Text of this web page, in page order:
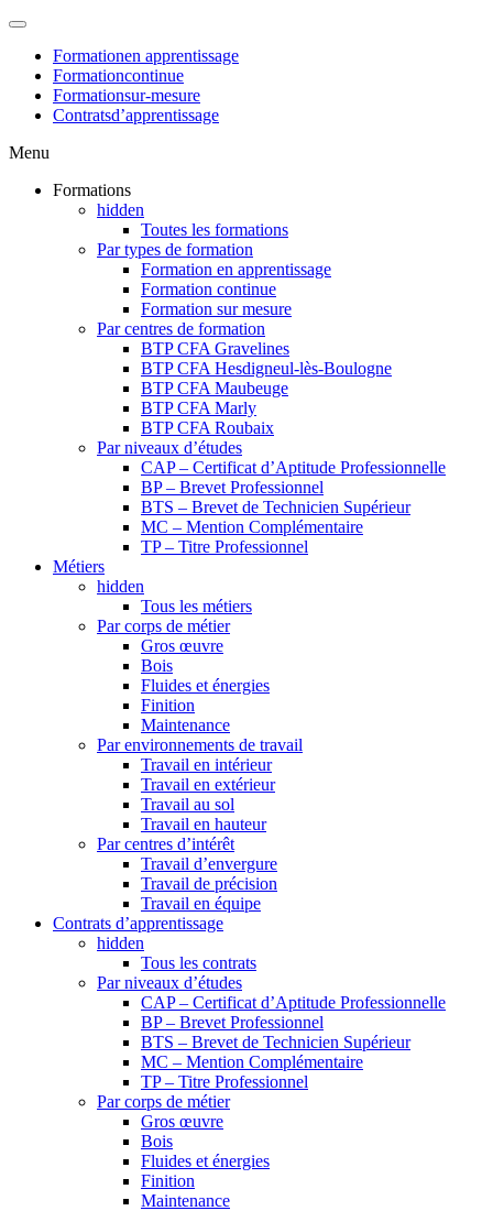
Formationen apprentissage
Formationcontinue
Formationsur-mesure
Contratsd’apprentissage
Menu
Formations
hidden
Toutes les formations
Par types de formation
Formation en apprentissage
Formation continue
Formation sur mesure
Par centres de formation
BTP CFA Gravelines
BTP CFA Hesdigneul-lès-Boulogne
BTP CFA Maubeuge
BTP CFA Marly
BTP CFA Roubaix
Par niveaux d’études
CAP – Certificat d’Aptitude Professionnelle
BP – Brevet Professionnel
BTS – Brevet de Technicien Supérieur
MC – Mention Complémentaire
TP – Titre Professionnel
Métiers
hidden
Tous les métiers
Par corps de métier
Gros œuvre
Bois
Fluides et énergies
Finition
Maintenance
Par environnements de travail
Travail en intérieur
Travail en extérieur
Travail au sol
Travail en hauteur
Par centres d’intérêt
Travail d’envergure
Travail de précision
Travail en équipe
Contrats d’apprentissage
hidden
Tous les contrats
Par niveaux d’études
CAP – Certificat d’Aptitude Professionnelle
BP – Brevet Professionnel
BTS – Brevet de Technicien Supérieur
MC – Mention Complémentaire
TP – Titre Professionnel
Par corps de métier
Gros œuvre
Bois
Fluides et énergies
Finition
Maintenance